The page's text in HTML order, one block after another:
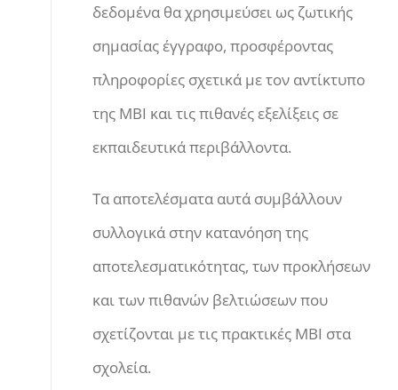
δεδομένα θα χρησιμεύσει ως ζωτικής
σημασίας έγγραφο, προσφέροντας
πληροφορίες σχετικά με τον αντίκτυπο
της ΜΒΙ και τις πιθανές εξελίξεις σε
εκπαιδευτικά περιβάλλοντα.
Τα αποτελέσματα αυτά συμβάλλουν
συλλογικά στην κατανόηση της
αποτελεσματικότητας, των προκλήσεων
και των πιθανών βελτιώσεων που
σχετίζονται με τις πρακτικές ΜΒΙ στα
σχολεία.